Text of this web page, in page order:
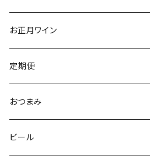
オレゴン
オーストラリア
チリ
ドイツ
アルゼンチン
シチリア
アメリカ
カリフォルニア
オレゴン
南アフリカ
オーストリア
チリ
オーストラリア
お正月ワイン
定期便
おつまみ
ビール